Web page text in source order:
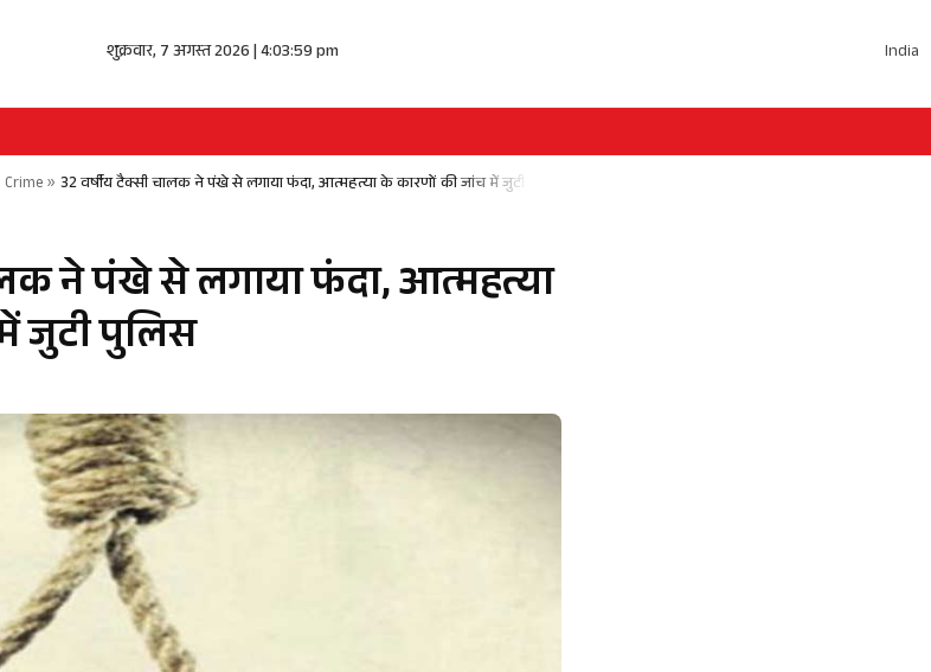
शुक्रवार, 7 अगस्त 2026 | 4:04:00 pm India
Crime» 32 वर्षीय टैक्सी चालक ने पंखे से लगाया फंदा, आत्महत्या के कारणों की जांच में जुटी पुलिस
ने पंखे से लगाया फंदा, आत्महत्या
जुटी पुलिस